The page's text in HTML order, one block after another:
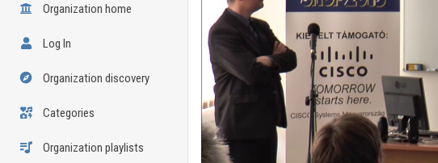
Organization home
Log In
Organization discovery
Categories
Organization playlists